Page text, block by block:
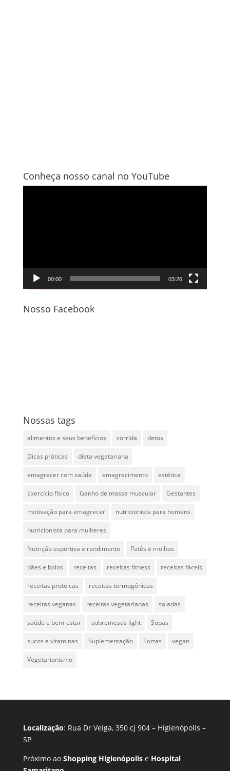
Conheça nosso canal no YouTube
00:00 03:26
Nosso Facebook
Nossas tags
alimentos e seus benefícios corrida detox
Dicas práticas dieta vegetariana
emagrecer com saúde emagrecimento estética
Exercício físico Ganho de massa muscular Gestantes
motivação para emagrecer nutricionista para homens
nutricionista para mulheres
Nutrição esportiva e rendimento Patês e molhos
pães e bolos receitas receitas fitness receitas fáceis
receitas proteicas receitas termogênicas
receitas veganas receitas vegetarianas saladas
saúde e bem-estar sobremesas light Sopas
sucos e vitaminas Suplementação Tortas vegan
Vegetarianismo
Localização: Rua Dr Veiga, 350 cj 904 – Higienópolis –
SP
Próximo ao Shopping Higienópolise Hospital